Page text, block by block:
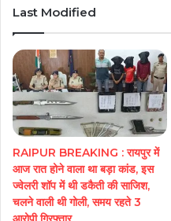
Last Modified
RAIPUR BREAKING : रायपुर में
आज रात होने वाला था बड़ा कांड, इस
ज्वेलरी शॉप में थी डकैती की साजिश,
चलने वाली थी गोली, समय रहते 3